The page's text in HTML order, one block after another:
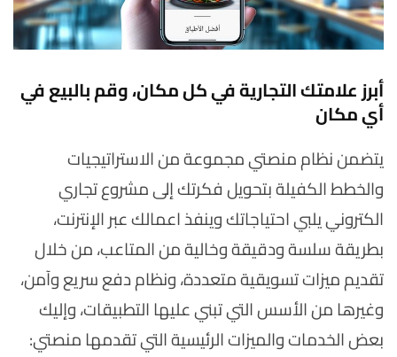
أبرز علامتك التجارية في كل مكان، وقم بالبيع في
أي مكان
يتضمن نظام منصتي مجموعة من الاستراتيجيات
والخطط الكفيلة بتحويل فكرتك إلى مشروع تجاري
الكتروني يلبي احتياجاتك وينفذ اعمالك عبر الإنترنت،
بطريقة سلسة ودقيقة وخالية من المتاعب، من خلال
تقديم ميزات تسويقية متعددة، ونظام دفع سريع وآمن،
وغيرها من الأسس التي تبني عليها التطبيقات، وإليك
بعض الخدمات والميزات الرئيسية التي تقدمها منصتي: